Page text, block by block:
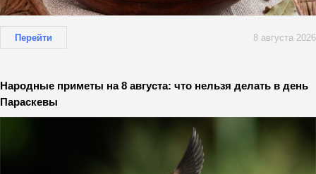
Перейти 8 августа 2026
Народные приметы на 8 августа: что нельзя делать в день
Параскевы